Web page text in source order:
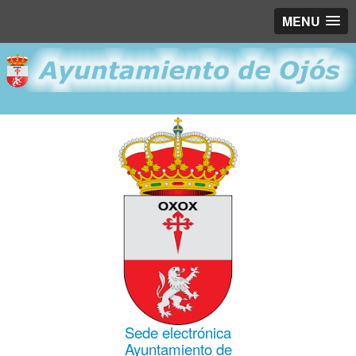
MENU
Sede electrónica
Ayuntamiento de